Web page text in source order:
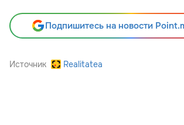
Подпишитесь на новости
Источник Realitatea